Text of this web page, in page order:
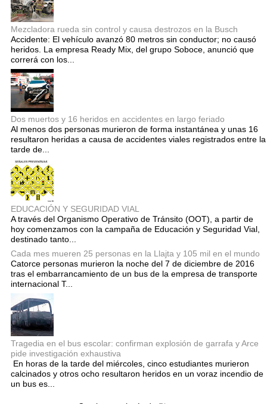
Mezcladora rueda sin control y causa destrozos en la Busch
Accidente: El vehículo avanzó 80 metros sin conductor; no causó
heridos. La empresa Ready Mix, del grupo Soboce, anunció que
correrá con los...
Dos muertos y 16 heridos en accidentes en largo feriado
Al menos dos personas murieron de forma instantánea y unas 16
resultaron heridas a causa de accidentes viales registrados entre la
tarde de...
EDUCACIÓN Y SEGURIDAD VIAL
A través del Organismo Operativo de Tránsito (OOT), a partir de
hoy comenzamos con la campaña de Educación y Seguridad Vial,
destinado tanto...
Cada mes mueren 25 personas en la Llajta y 105 mil en el mundo
Catorce personas murieron la noche del 7 de diciembre de 2016
tras el embarrancamiento de un bus de la empresa de transporte
internacional T...
Tragedia en el bus escolar: confirman explosión de garrafa y Arce
pide investigación exhaustiva
En horas de la tarde del miércoles, cinco estudiantes murieron
calcinados y otros ocho resultaron heridos en un voraz incendio de
un bus es...